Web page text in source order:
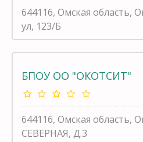
644116, Омская область,
ул, 123/Б
БПОУ ОО "ОКОТСИТ"
644116, Омская область,
СЕВЕРНАЯ, Д.3